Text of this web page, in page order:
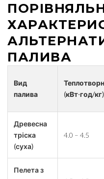
ПАЛИВА
Вид
палива
(кВт·год/кг)
Древесна
тріска
(суха)
4.0 – 4.5
Пелета з